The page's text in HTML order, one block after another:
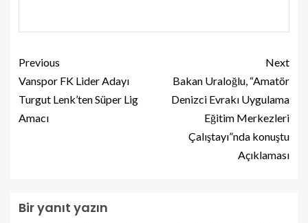
Previous
Vanspor FK Lider Adayı
Turgut Lenk’ten Süper Lig
Amacı
Next
Bakan Uraloğlu, “Amatör
Denizci Evrakı Uygulama
Eğitim Merkezleri
Çalıştayı”nda konuştu
Açıklaması
Bir yanıt yazın